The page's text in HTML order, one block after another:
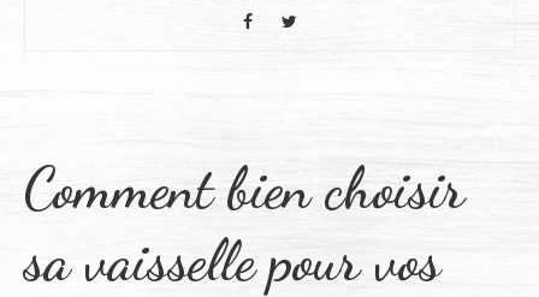
Comment bien choisir
sa vaisselle pour vos